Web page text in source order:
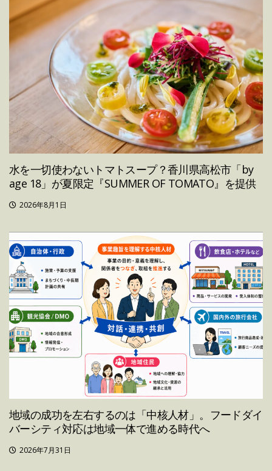
水を一切使わないトマトスープ？香川県高松市「by
age 18」が夏限定『SUMMER OF TOMATO』を提供
2026年8月1日
地域の成功を左右するのは「中核人材」。フードダイ
バーシティ対応は地域一体で進める時代へ
2026年7月31日